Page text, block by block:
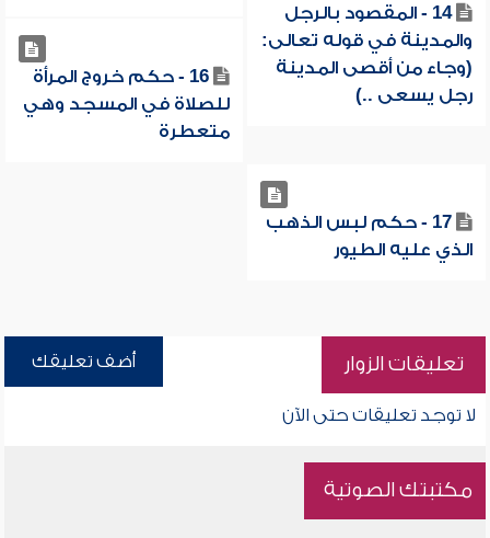
14 - المقصود بالرجل
والمدينة في قوله تعالى:
(وجاء من أقصى المدينة
رجل يسعى ..)
16 - حكم خروج المرأة
للصلاة في المسجد وهي
متعطرة
17 - حكم لبس الذهب
الذي عليه الطيور
تعليقات الزوار أضف تعليقك
لا توجد تعليقات حتى الآن
مكتبتك الصوتية